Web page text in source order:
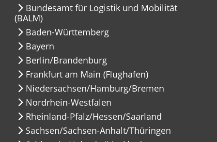
Bundesamt für Logistik und Mobilität
(BALM)
Baden-Württemberg
Bayern
Berlin/Brandenburg
Frankfurt am Main (Flughafen)
Niedersachsen/Hamburg/Bremen
Nordrhein-Westfalen
Rheinland-Pfalz/Hessen/Saarland
Sachsen/Sachsen-Anhalt/Thüringen